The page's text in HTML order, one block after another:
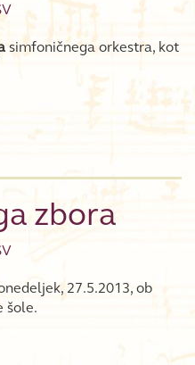
simfoničnega orkestra, kot
zbora
27.5.2013, ob
šole.